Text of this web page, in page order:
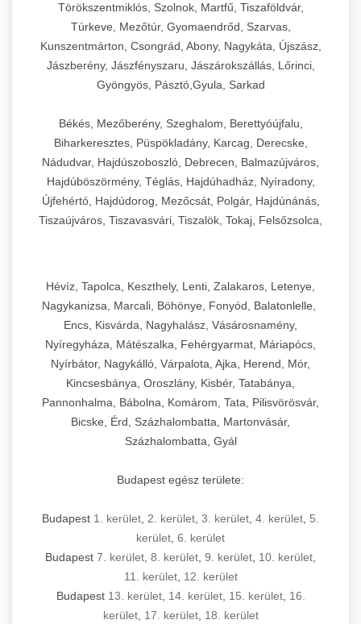
Törökszentmiklós, Szolnok, Martfű, Tiszaföldvár,
Túrkeve, Mezőtúr, Gyomaendrőd, Szarvas,
Kunszentmárton, Csongrád, Abony, Nagykáta, Újszász,
Jászberény, Jászfényszaru, Jászárokszállás, Lőrinci,
Gyöngyös, Pásztó,Gyula, Sarkad
Békés, Mezőberény, Szeghalom, Berettyóújfalu,
Biharkeresztes, Püspökladány, Karcag, Derecske,
Nádudvar, Hajdúszoboszló, Debrecen, Balmazújváros,
Hajdúböszörmény, Téglás, Hajdúhadház, Nyíradony,
Újfehértó, Hajdúdorog, Mezőcsát, Polgár, Hajdúnánás,
Tiszaújváros, Tiszavasvári, Tiszalök, Tokaj, Felsőzsolca,
Hévíz, Tapolca, Keszthely, Lenti, Zalakaros, Letenye,
Nagykanizsa, Marcali, Böhönye, Fonyód, Balatonlelle,
Encs, Kisvárda, Nagyhalász, Vásárosnamény,
Nyíregyháza, Mátészalka, Fehérgyarmat, Máriapócs,
Nyírbátor, Nagykálló, Várpalota, Ajka, Herend, Mór,
Kincsesbánya, Oroszlány, Kisbér, Tatabánya,
Pannonhalma, Bábolna, Komárom, Tata, Pilisvörösvár,
Bicske, Érd, Százhalombatta, Martonvásár,
Százhalombatta, Gyál
Budapest egész területe:
Budapest 1. kerület, 2. kerület, 3. kerület, 4. kerület, 5.
kerület, 6. kerület
Budapest 7. kerület, 8. kerület, 9. kerület, 10. kerület,
11. kerület, 12. kerület
Budapest 13. kerület, 14. kerület, 15. kerület, 16.
kerület, 17. kerület, 18. kerület